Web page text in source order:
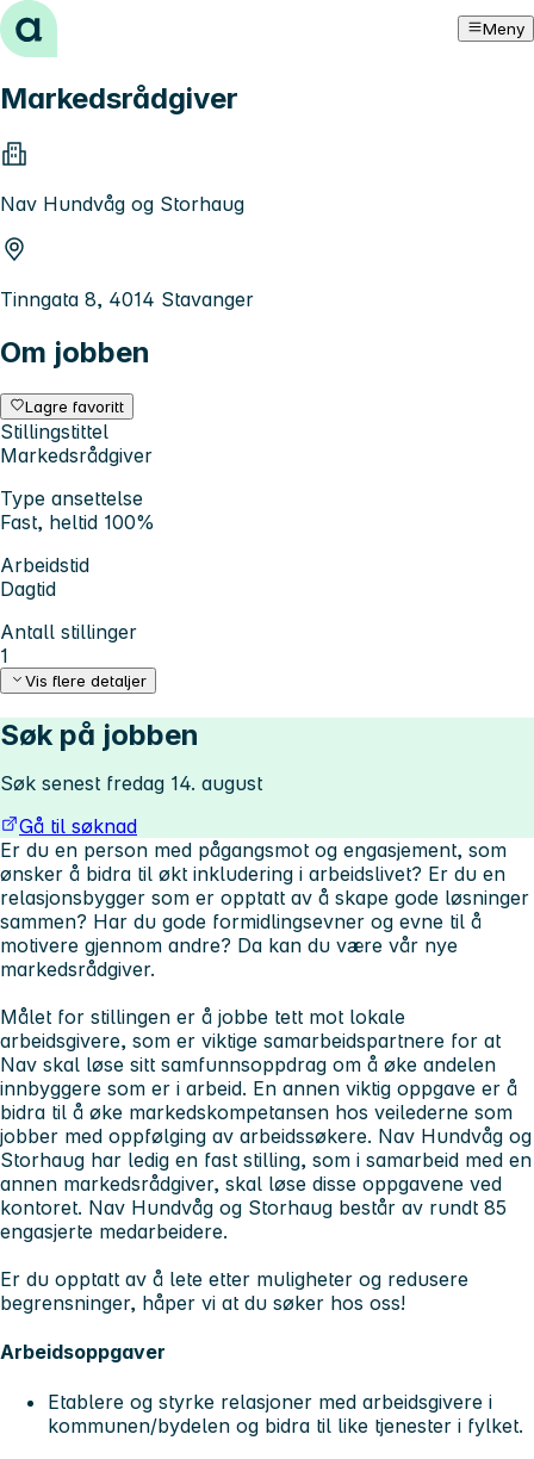
Hopp til innhold Meny
Markedsrådgiver
Nav Hundvåg og Storhaug
Tinngata 8, 4014 Stavanger
Om jobben
Lagre favoritt
Stillingstittel
Markedsrådgiver
Type ansettelse
Fast, heltid 100%
Arbeidstid
Dagtid
Antall stillinger
1
Vis flere detaljer
Søk på jobben
Søk senest fredag 14. august
Gå til søknad
Er du en person med pågangsmot og engasjement, som
ønsker å bidra til økt inkludering i arbeidslivet? Er du en
relasjonsbygger som er opptatt av å skape gode løsninger
sammen? Har du gode formidlingsevner og evne til å
motivere gjennom andre? Da kan du være vår nye
markedsrådgiver.
Målet for stillingen er å jobbe tett mot lokale
arbeidsgivere, som er viktige samarbeidspartnere for at
Nav skal løse sitt samfunnsoppdrag om å øke andelen
innbyggere som er i arbeid. En annen viktig oppgave er å
bidra til å øke markedskompetansen hos veilederne som
jobber med oppfølging av arbeidssøkere. Nav Hundvåg og
Storhaug har ledig en fast stilling, som i samarbeid med en
annen markedsrådgiver, skal løse disse oppgavene ved
kontoret. Nav Hundvåg og Storhaug består av rundt 85
engasjerte medarbeidere.
Er du opptatt av å lete etter muligheter og redusere
begrensninger, håper vi at du søker hos oss!
Arbeidsoppgaver
Etablere og styrke relasjoner med arbeidsgivere i
kommunen/bydelen og bidra til like tjenester i fylket.